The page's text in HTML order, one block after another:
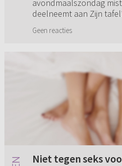
avondmaalszondag
deelneemt aan Zijn
Geen reacties
Niet tegen seks